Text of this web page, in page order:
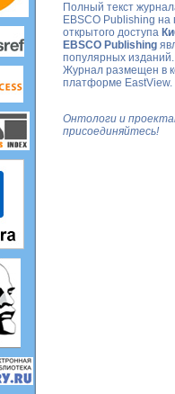
Полный текст
EBSCO Publishing
открытого доступа
EBSCO Publishing
популярных изданий.
Журнал размещен в
платформе EastView.
Онтологи и
присоединяйтесь!